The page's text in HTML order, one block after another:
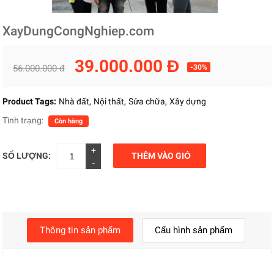
XayDungCongNghiep.com
56.000.000 đ 39.000.000 Đ -30%
Product Tags: Nhà đất Nội thất Sửa chữa Xây dựng
Tình trạng:
Còn hàng
SỐ LƯỢNG:
+
-
THÊM VÀO GIỎ
Thông tin sản phẩm Cấu hình sản phẩm